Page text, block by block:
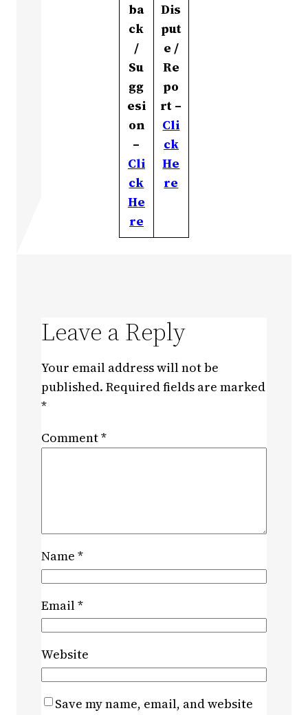
ba
ck
/
Su
gg
esi
on
–
Cli
ck
He
re
Dis
put
e /
Re
po
rt –
Cli
ck
He
re
Leave a Reply
Your email address will not be
published. Required fields are marked
*
Comment*
Name *
Email*
Website
Save my name, email, and website